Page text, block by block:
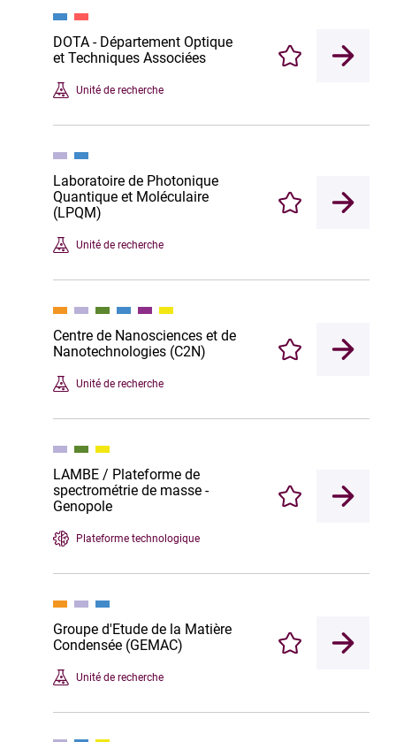
DOTA - Département Optique
et Techniques Associées
Unité de recherche
Enregistrer
Laboratoire de Photonique
Quantique et Moléculaire
(LPQM)
Unité de recherche
Enregistrer
Centre de Nanosciences et de
Nanotechnologies (C2N)
Unité de recherche
Enregistrer
LAMBE / Plateforme de
spectrométrie de masse -
Genopole
Plateforme technologique
Enregistrer
Groupe d'Etude de la Matière
Condensée (GEMAC)
Unité de recherche
Enregistrer